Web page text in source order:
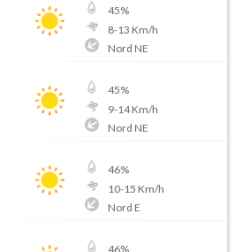
45%
8-13 Km/h
Nord NE
45%
9-14Km/h
Nord NE
46%
10-15 Km/h
Nord E
46%